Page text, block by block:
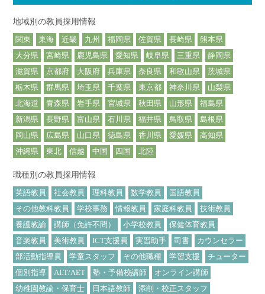
地域別の教員採用情報
関東
東海 近畿 九州 福岡県 佐賀県 長崎県
熊本県
大分県
宮崎県 鹿児島県 愛知県 岐阜県 三重県
静岡県
滋賀県
京都府 大阪府 兵庫県 奈良県 和歌山県
茨城県
栃木県
群馬県 埼玉県 千葉県 東京都 神奈川県
山梨県
北海道
青森県 岩手県 宮城県 秋田県 山形県
福島県
新潟県
長野県 富山県 石川県 福井県 鳥取県
島根県
岡山県
広島県 山口県 徳島県 香川県 愛媛県
高知県
沖縄県
東北 信越 中国 四国 北陸
職種別の教員採用情報
英語教員
社会教員 理科教員 数学教員
国語教員
その他教科教員
学校事務 情報教員 家庭科教員
技術教員
養護教諭
講師（免許不問） 小学校教員
保健体育教員
音楽教員
美術教員 ICT支援員 実習助手 司書
カウンセラー
部活動指導員
学童スタッフ その他職種 学習支援
チューター
個別指導
ALT/AET 塾・予備校講師
オンライン講師
幼稚園教諭・保育士
日本語教師
添削・校正スタッフ